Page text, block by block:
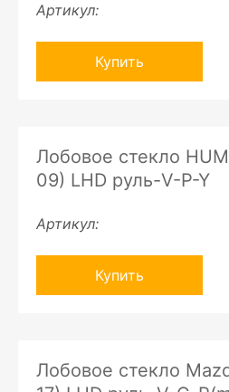
Артикул:
Купить
Лобовое стекло
09) LHD руль-V-P-Y
Артикул:
Купить
Лобовое стекло